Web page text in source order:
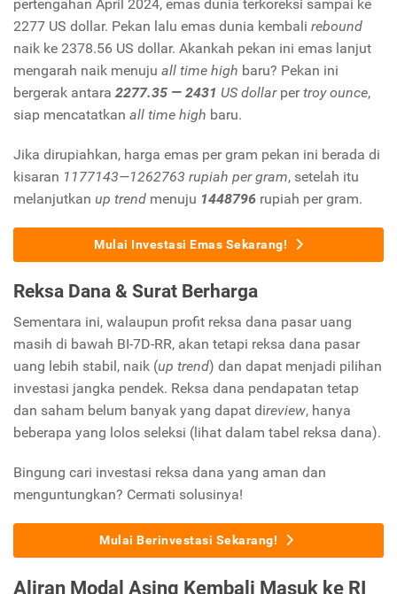
pertengahan April 2024, emas dunia terkoreksi sampai ke
2277 US dollar. Pekan lalu emas dunia kembali rebound
naik ke 2378.56 US dollar. Akankah pekan ini emas lanjut
mengarah naik menuju all time high baru? Pekan ini
bergerak antara 2277.35 — 2431 US dollarpertroy ounce,
siap mencatatkan all time high baru.
Jika dirupiahkan, harga emas per gram pekan ini berada di
kisaran 1177143—1262763 rupiah per gram, setelah itu
melanjutkan up trend menuju 1448796 rupiah per gram.
Mulai Investasi Emas Sekarang!
Reksa Dana & Surat Berharga
Sementara ini, walaupun profit reksa dana pasar uang
masih di bawah BI-7D-RR, akan tetapi reksa dana pasar
uang lebih stabil, naik (up trend) dan dapat menjadi pilihan
investasi jangka pendek. Reksa dana pendapatan tetap
dan saham belum banyak yang dapat direview, hanya
beberapa yang lolos seleksi (lihat dalam tabel reksa dana).
Bingung cari investasi reksa dana yang aman dan
menguntungkan? Cermati solusinya!
Mulai Berinvestasi Sekarang!
Aliran Modal Asing Kembali Masuk ke RI